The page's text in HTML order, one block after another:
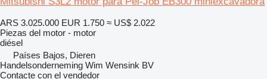
ARS 3.025.000 EUR 1.750 ≈ US$ 2.022
Piezas del motor - motor
diésel
Países Bajos, Dieren
Handelsonderneming Wim Wensink BV
Contacte con el vendedor